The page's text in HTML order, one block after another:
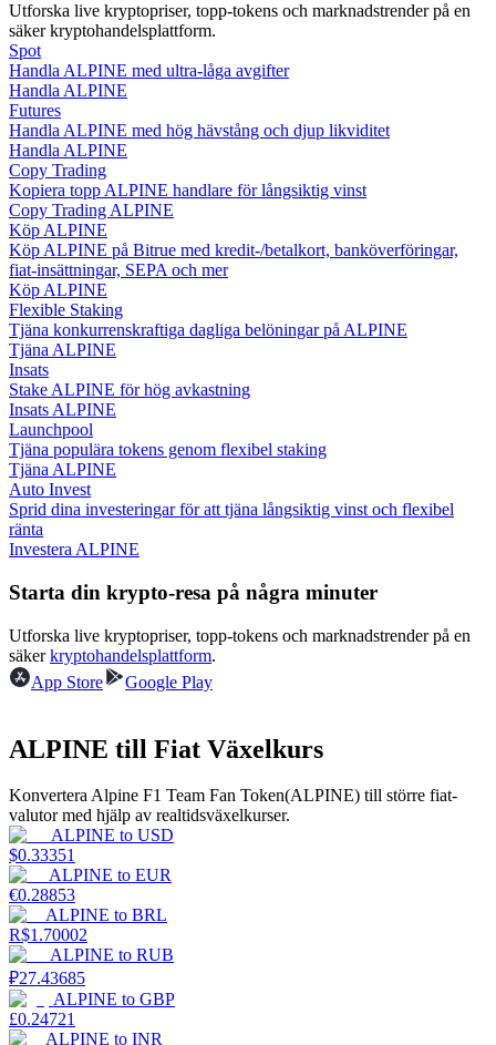
Guide
Futures startguide
Handelsstrategier
Lär dig hur du håller dig lönsam
Power Piggy
Tjäna konkurrenskraftiga belöningar dagligen
Utforska live kryptopriser, topp-tokens och marknadstrender på en
säker kryptohandelsplattform.
Spot
Handla ALPINE med ultra-låga avgifter
Handla ALPINE
Futures
Handla ALPINE med hög hävstång och djup likviditet
Handla ALPINE
Copy Trading
Kopiera topp ALPINE handlare för långsiktig vinst
Copy Trading ALPINE
Köp ALPINE
Köp ALPINE på Bitrue med kredit-/betalkort, banköverföringar,
fiat-insättningar, SEPA och mer
Köp ALPINE
Flexible Staking
Tjäna konkurrenskraftiga dagliga belöningar på ALPINE
Tjäna ALPINE
Insats
Stake ALPINE för hög avkastning
Insats ALPINE
Launchpool
Tjäna populära tokens genom flexibel staking
Tjäna ALPINE
Auto Invest
Sprid dina investeringar för att tjäna långsiktig vinst och flexibel
ränta
Investera ALPINE
Starta din krypto-resa på några minuter
Utforska live kryptopriser, topp-tokens och marknadstrender på en
säkerkryptohandelsplattform.
App Store
Google Play
ALPINE till Fiat Växelkurs
Konvertera Alpine F1 Team Fan Token(ALPINE) till större fiat-
valutor med hjälp av realtidsväxelkurser.
ALPINE to USD
$0.33351
ALPINE to EUR
€0.28853
ALPINE to BRL
R$1.70002
ALPINE to RUB
₽27.43685
ALPINE to GBP
£0.24721
ALPINE to INR